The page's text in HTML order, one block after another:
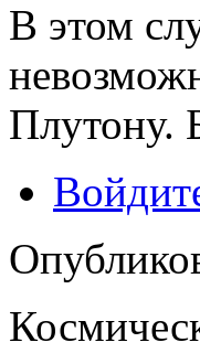
В этом
Плутону.